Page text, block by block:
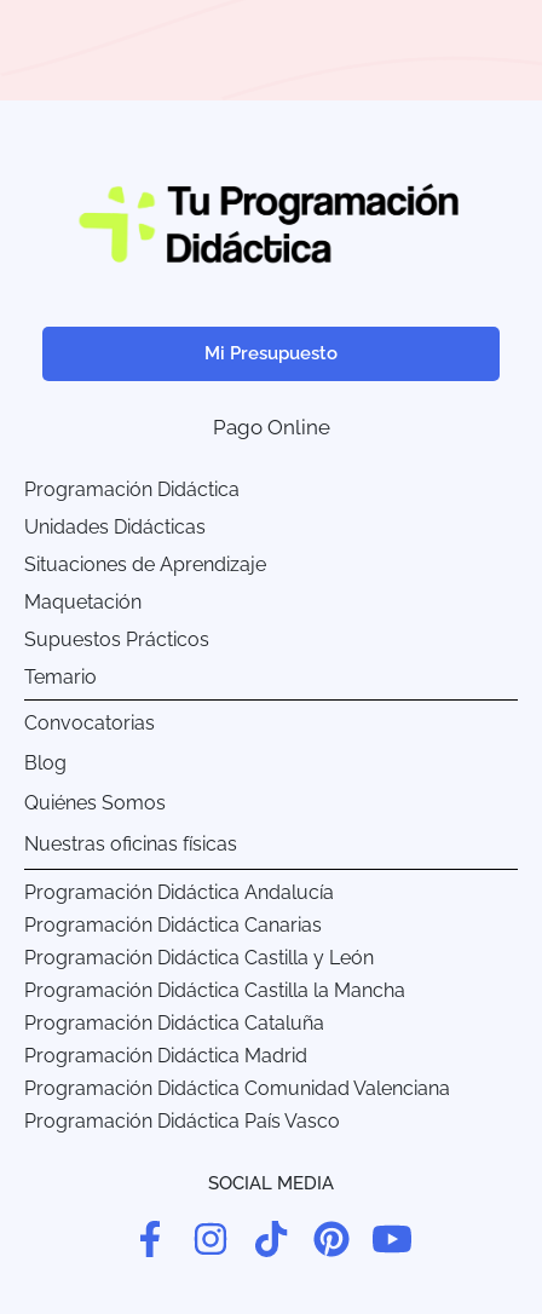
Mi Presupuesto
Pago Online
Programación Didáctica
Unidades Didácticas
Situaciones de Aprendizaje
Maquetación
Supuestos Prácticos
Temario
Programación Didáctica Andalucía
Programación Didáctica Canarias
Programación Didáctica Castilla y León
Programación Didáctica Castilla la Mancha
Programación Didáctica Cataluña
Programación Didáctica Madrid
Programación Didáctica Comunidad Valenciana
Programación Didáctica País Vasco
Convocatorias
Blog
Quiénes Somos
Nuestras oficinas físicas
SOCIAL MEDIA